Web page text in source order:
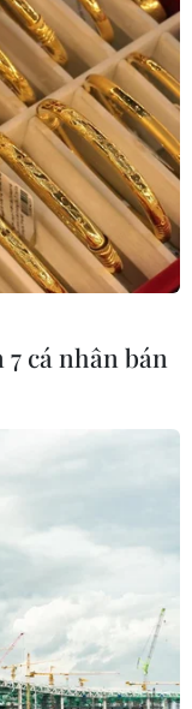
cá nhân bán